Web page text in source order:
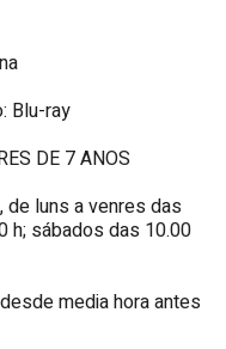
Blu-ray
DE 7 ANOS
de luns a venres das
h; sábados das 10.00
desde media hora antes